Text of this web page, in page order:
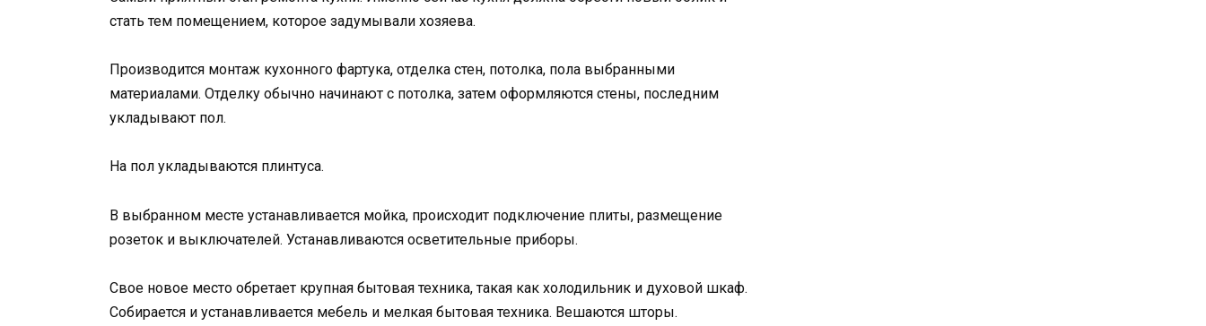
стать тем помещением, которое задумывали хозяева.
Производится монтаж кухонного фартука, отделка стен, потолка, пола выбранными
материалами. Отделку обычно начинают с потолка, затем оформляются стены, последним
укладывают пол.
На пол укладываются плинтуса.
В выбранном месте устанавливается мойка, происходит подключение плиты, размещение
розеток и выключателей. Устанавливаются осветительные приборы.
Свое новое место обретает крупная бытовая техника, такая как холодильник и духовой шкаф.
Собирается и устанавливается мебель и мелкая бытовая техника. Вешаются шторы.